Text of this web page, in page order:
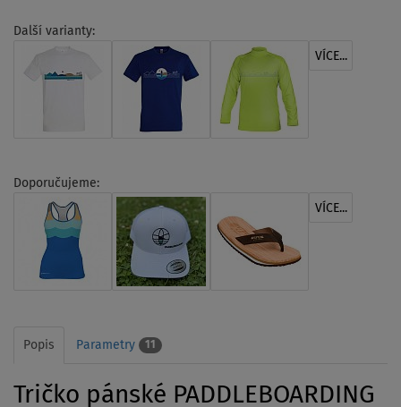
Další varianty:
VÍCE...
Doporučujeme:
VÍCE...
Popis Parametry 11
Tričko pánské PADDLEBOARDING